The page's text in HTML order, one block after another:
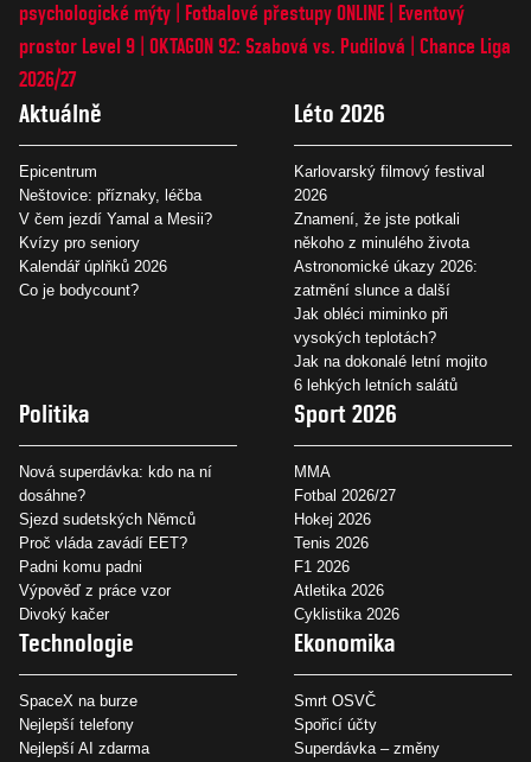
psychologické mýty
Fotbalové přestupy ONLINE
Eventový
prostor Level 9 OKTAGON 92: Szabová vs. Pudilová
Chance Liga
2026/27
Aktuálně
Epicentrum
Neštovice: příznaky, léčba
V čem jezdí Yamal a Mesii?
Kvízy pro seniory
Kalendář úplňků 2026
Co je bodycount?
Léto 2026
Karlovarský filmový festival
2026
Znamení, že jste potkali
někoho z minulého života
Astronomické úkazy 2026:
zatmění slunce a další
Jak obléci miminko při
vysokých teplotách?
Jak na dokonalé letní mojito
6 lehkých letních salátů
Politika
Nová superdávka: kdo na ní
dosáhne?
Sjezd sudetských Němců
Proč vláda zavádí EET?
Padni komu padni
Výpověď z práce vzor
Divoký kačer
Sport 2026
MMA
Fotbal 2026/27
Hokej 2026
Tenis 2026
F1 2026
Atletika 2026
Cyklistika 2026
Technologie
SpaceX na burze
Nejlepší telefony
Nejlepší AI zdarma
Ekonomika
Smrt OSVČ
Spořicí účty
Superdávka – změny